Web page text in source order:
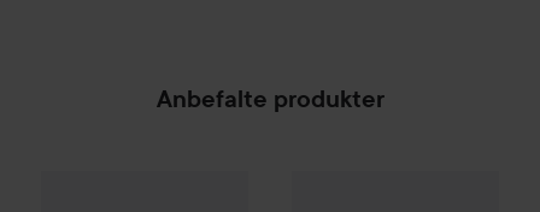
Anbefalte produkter